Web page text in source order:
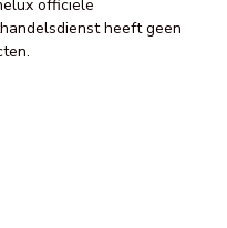
officiële
heeft geen